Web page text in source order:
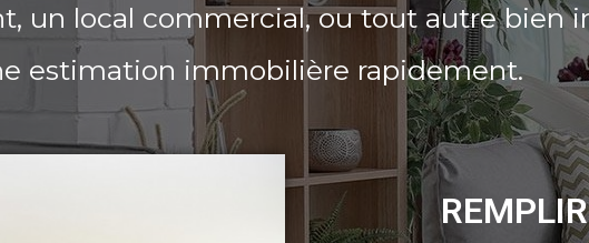
un local commercial, ou tout autre bien
estimation immobilière rapidement.